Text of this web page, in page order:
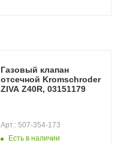
Газовый клапан
отсечной Kromschroder
ZIVA Z40R, 03151179
Есть в наличии
Арт.: 507-354-173